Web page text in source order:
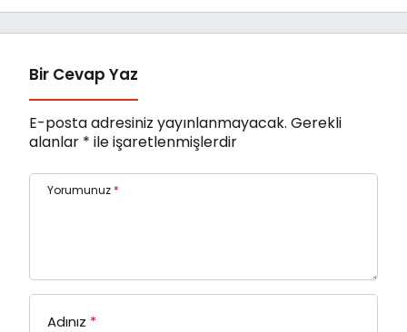
Bir Cevap Yaz
E-posta adresiniz yayınlanmayacak. Gerekli
alanlar * ile işaretlenmişlerdir
Yorumunuz *
Adınız *